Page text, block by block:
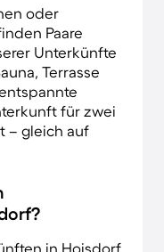
oder
Paare
Unterkünfte
Terrasse
für zwei
– gleich auf
in Hoisdorf